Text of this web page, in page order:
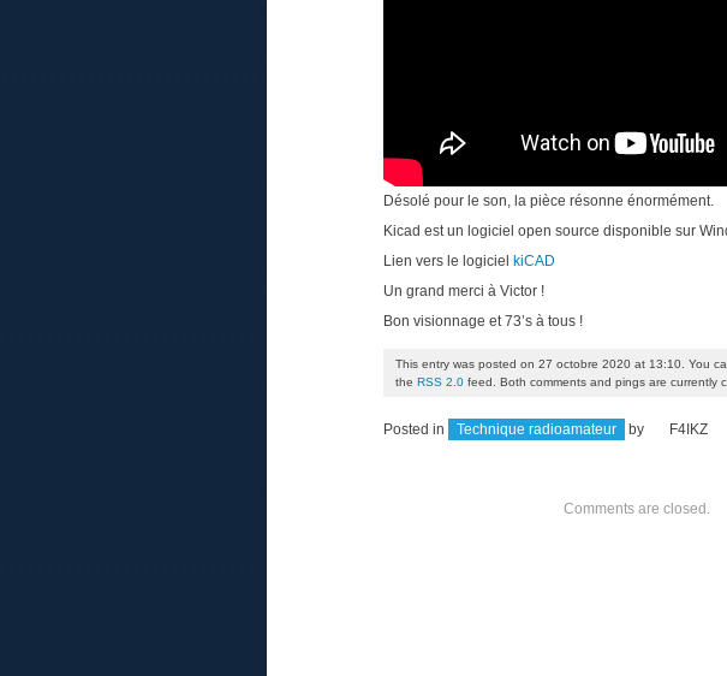
Désolé pour le son, la pièce résonne énormément.
Kicad est un logiciel open source disponible sur
Lien vers le logiciel
kiCAD
Un grand merci à Victor !
Bon visionnage et 73’s à tous !
This entry was posted on 27 octobre 2020 at 13:10. You
the RSS 2.0 feed. Both comments and pings are currently
Posted in Technique radioamateur by F4IKZ
Comments are closed.